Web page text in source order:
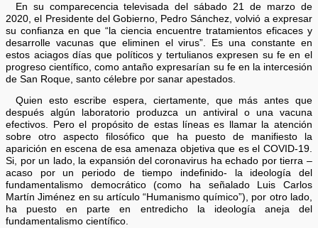
En su comparecencia televisada del sábado 21 de marzo de
2020, el Presidente del Gobierno, Pedro Sánchez, volvió a expresar
su confianza en que “la ciencia encuentre tratamientos eficaces y
desarrolle vacunas que eliminen el virus”. Es una constante en
estos aciagos días que políticos y tertulianos expresen su fe en el
progreso científico, como antaño expresarían su fe en la intercesión
de San Roque, santo célebre por sanar apestados.
Quien esto escribe espera, ciertamente, que más antes que
después algún laboratorio produzca un antiviral o una vacuna
efectivos. Pero el propósito de estas líneas es llamar la atención
sobre otro aspecto filosófico que ha puesto de manifiesto la
aparición en escena de esa amenaza objetiva que es el COVID-19.
Si, por un lado, la expansión del coronavirus ha echado por tierra –
acaso por un periodo de tiempo indefinido- la ideología del
fundamentalismo democrático (como ha señalado Luis Carlos
Martín Jiménez en su artículo “Humanismo químico”), por otro lado,
ha puesto en parte en entredicho la ideología aneja del
fundamentalismo científico.